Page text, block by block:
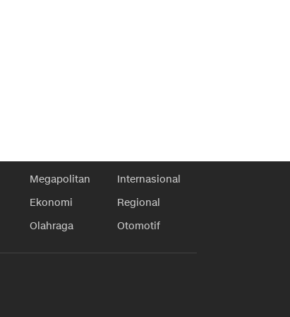
Megapolitan
Internasional
Ekonomi
Regional
Olahraga Otomotif